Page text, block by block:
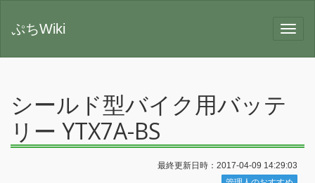
ぷちWiki
シールド型バイク用バッテ
リー YTX7A-BS
最終更新日時：2017-04-09 14:29:03